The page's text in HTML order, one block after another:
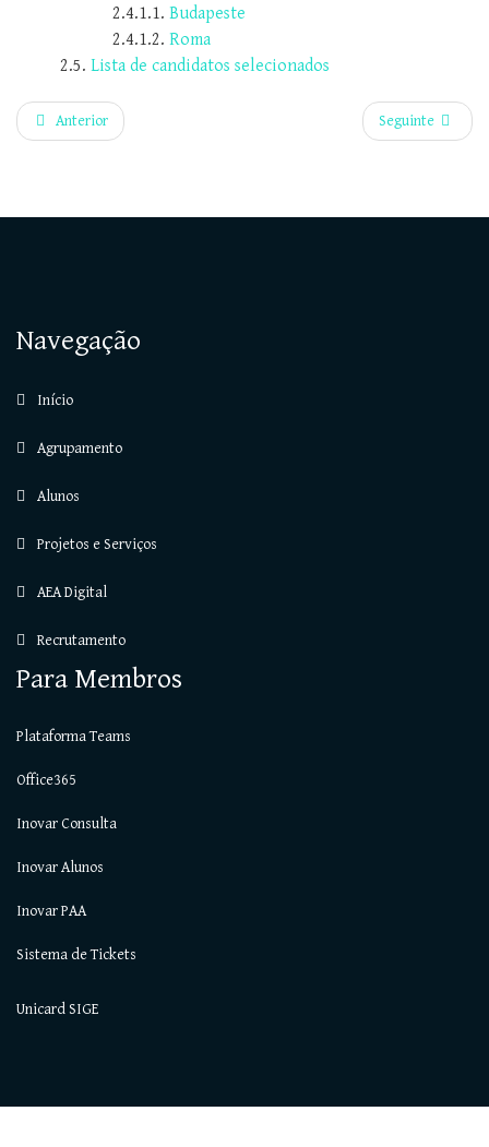
2.4.1.1. Budapeste
2.4.1.2. Roma
2.5. Lista de candidatos selecionados
Anterior Seguinte
Navegação
Início
Agrupamento
Alunos
Projetos e Serviços
AEA Digital
Recrutamento
Para Membros
Plataforma Teams
Office365
Inovar Consulta
Inovar Alunos
Inovar PAA
Sistema de Tickets
Unicard SIGE